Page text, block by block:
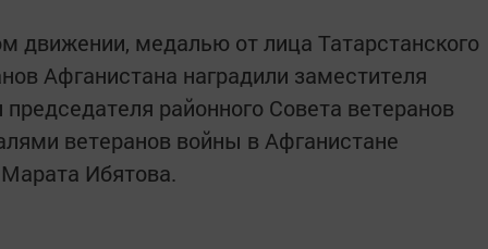
движении, медалью от лица Татарстанского
Афганистана наградили заместителя
районного Совета ветеранов
ветеранов войны в Афганистане
Ибятова.